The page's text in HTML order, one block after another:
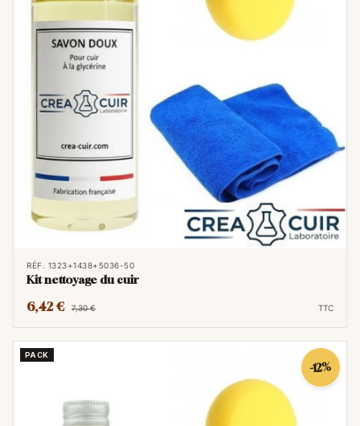
RÉF. 1323+1438+5036-50
Kit nettoyage du cuir
6,42 € 7,30 € TTC
PACK
-12%